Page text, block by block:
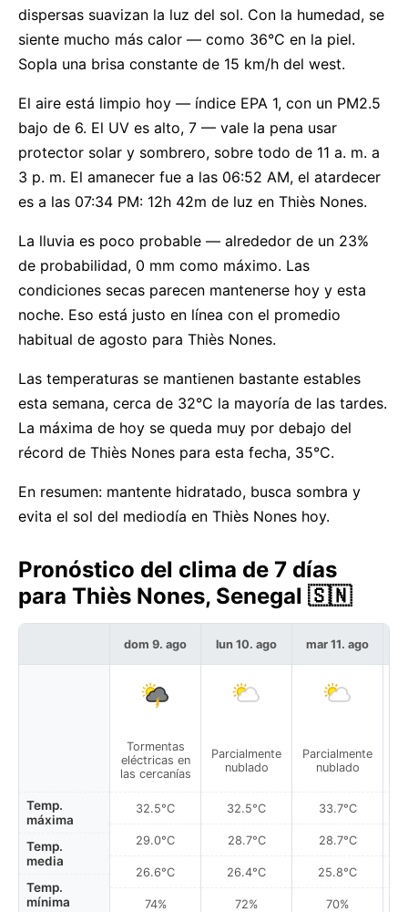
dispersas suavizan la luz del sol. Con la humedad, se
siente mucho más calor — como 36°C en la piel.
Sopla una brisa constante de 15 km/h del west.
El aire está limpio hoy — índice EPA 1, con un PM2.5
bajo de 6. El UV es alto, 7 — vale la pena usar
protector solar y sombrero, sobre todo de 11 a. m. a
3 p. m. El amanecer fue a las 06:52 AM, el atardecer
es a las 07:34 PM: 12h 42m de luz en Thiès Nones.
La lluvia es poco probable — alrededor de un 23%
de probabilidad, 0 mm como máximo. Las
condiciones secas parecen mantenerse hoy y esta
noche. Eso está justo en línea con el promedio
habitual de agosto para Thiès Nones.
Las temperaturas se mantienen bastante estables
esta semana, cerca de 32°C la mayoría de las tardes.
La máxima de hoy se queda muy por debajo del
récord de Thiès Nones para esta fecha, 35°C.
En resumen: mantente hidratado, busca sombra y
evita el sol del mediodía en Thiès Nones hoy.
Pronóstico del clima de 7 días
para Thiès Nones, Senegal 🇸🇳
Temp.
máxima
Temp.
media
Temp.
mínima
dom 9. ago
Tormentas
eléctricas en
las cercanías
32.5°C
29.0°C
26.6°C
74%
lun 10. ago
Parcialmente
nublado
32.5°C
28.7°C
26.4°C
72%
mar 11. ago
Parcialmente
nublado
33.7°C
28.7°C
25.8°C
70%